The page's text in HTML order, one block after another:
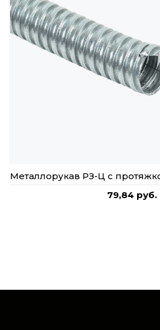
Металлорукав РЗ-Ц с
79,84 руб.